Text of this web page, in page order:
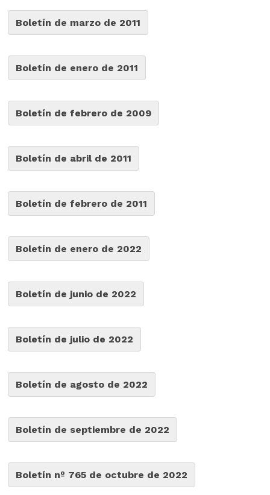
Boletín de marzo de 2011
Boletín de enero de 2011
Boletín de febrero de 2009
Boletín de abril de 2011
Boletín de febrero de 2011
Boletín de enero de 2022
Boletín de junio de 2022
Boletín de julio de 2022
Boletín de agosto de 2022
Boletín de septiembre de 2022
Boletín nº 765 de octubre de 2022